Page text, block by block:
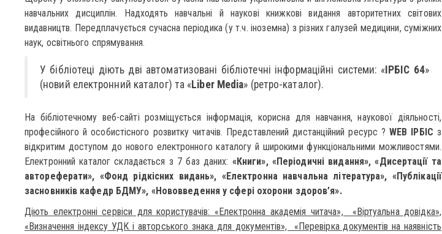
навчальних дисциплін. Надходять навчальні й наукові книжкові видання авторитетних світових
видавництв. Передплачується сучасна періодика (у т.ч. іноземна) з різних галузей медицини, суміжних
наук, освітнього спрямування.
У бібліотеці діють дві автоматизовані бібліотечні інформаційні системи: «ІРБІС 64»
(новий електронний каталог) та «Liber Media» (ретро-каталог).
На бібліотечному веб-сайті розміщується інформація, корисна для навчання, наукової діяльності,
професійного й особистісного розвитку читачів. Представлений дистанційний ресурс ?WEB ІРБІС з
відкритим доступом до нового електронного каталогу й широкими функціональними можливостями.
Електронний каталог складається з 7 баз даних: «Книги», «Періодичні видання», «Дисертації та
автореферати», «Фонд рідкісних видань», «Електронна навчальна література», «Публікації
засновників кафедр БДМУ», «Нововведення у сфері охорони здоров’я».
Діють електронні сервіси для користувачів: «Електронна академія читача», «Віртуальна довідка»,
«Визначення індексу УДК і авторського знака для документів», «Перевірка документів на наявність